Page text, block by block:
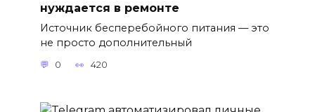
нуждается в ремонте
Источник бесперебойного питания — это
не просто дополнительный
0 420